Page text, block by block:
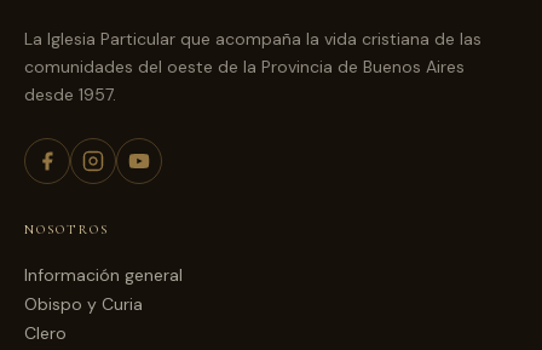
La Iglesia Particular que acompaña la vida cristiana de las
comunidades del oeste de la Provincia de Buenos Aires
desde 1957.
NOSOTROS
Información general
Obispo y Curia
Clero